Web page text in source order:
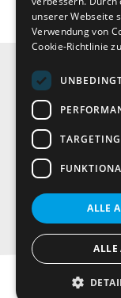
unserer Webseite
Verwendung von
Cookie-Richtlinie
TARGETING
ALLE
ALLE